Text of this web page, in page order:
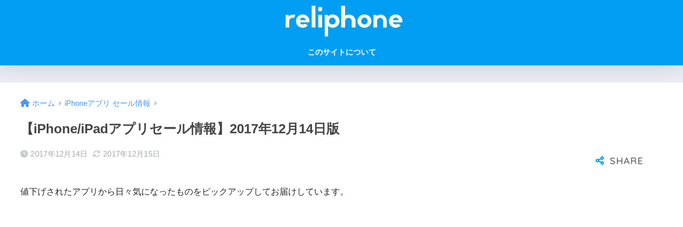
このサイトについて
ホーム iPhoneアプリ セール情報
【iPhone/iPadアプリセール情報】2017年12月14日版
2017年12月14日 2017年12月15日
値下げされたアプリから日々気になったものをピックアップしてお届けしています。